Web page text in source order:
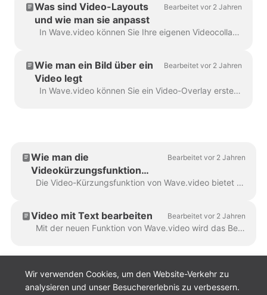
Wir verwenden Cookies, um den Website-Verkehr zu
analysieren und unser Besuchererlebnis zu verbessern.
Was sind Video-Layouts
und wie man sie anpasst
Bearbeitet vor 2 Jahren
In Wave.video können Sie Ihre eigenen Videocollagen mit einer praktischen Funktion erstellen - den Videolayouts. Ein Video-Layout ist eine Möglichkeit, Ihre visuellen Eleme...
Wie man ein Bild über ein
Video legt
Bearbeitet vor 2 Jahren
In Wave.video können Sie ein Video-Overlay erstellen. Hier ist die Anleitung dazu. Ein Video-Overlay ist ein Bild oder ein Video, das Sie in Ihr Video einfügen können (oder besser...
Wie man die
Videokürzungsfunktion
verwendet
Bearbeitet vor 2 Jahren
Die Video-Kürzungsfunktion von Wave.video bietet zwei vielseitige Möglichkeiten: das gesamte Video in eine kürzere Version zu kürzen oder mehrere Videos zu erstellen...
Video mit Text bearbeiten Bearbeitet vor 2 Jahren
Mit der neuen Funktion von Wave.video wird das Bearbeiten von Videos jetzt noch einfacher: Video mit Text bearbeiten. In dieser Anleitung erfahren Sie, wie Sie diese Funktion zum Streamen...